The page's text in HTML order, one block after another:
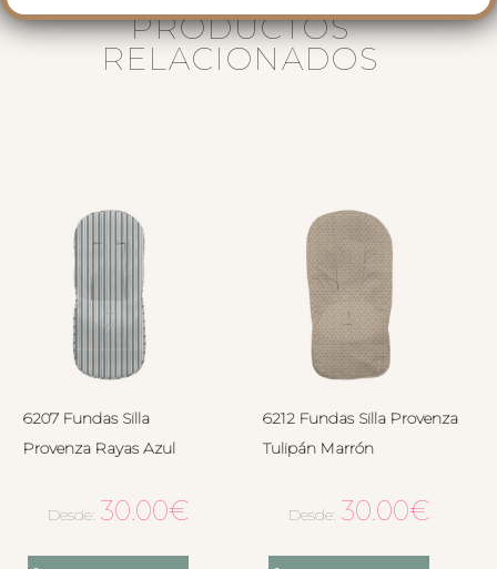
PRODUCTOS
RELACIONADOS
6207 Fundas Silla
Provenza Rayas Azul
Desde: 30.00€
6212 Fundas Silla Provenza
Tulipán Marrón
Desde: 30.00€